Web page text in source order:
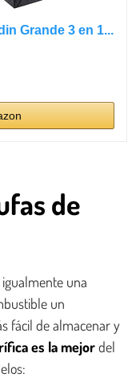
Grande 3 en 1...
de
una
un
fácil de almacenar y
es la mejordel